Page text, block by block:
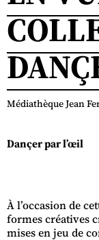
Médiathèque Jean
Dançer par l’œil
À l’occasion de
formes créatives
mises en jeu de